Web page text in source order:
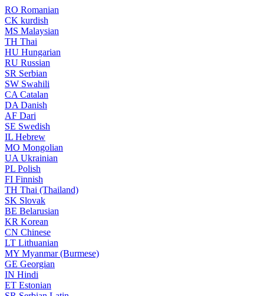
RO Romanian
CK kurdish
MS Malaysian
TH Thai
HU Hungarian
RU Russian
SR Serbian
SW Swahili
CA Catalan
DA Danish
AF Dari
SE Swedish
IL Hebrew
MO Mongolian
UA Ukrainian
PL Polish
FI Finnish
TH Thai (Thailand)
SK Slovak
BE Belarusian
KR Korean
CN Chinese
LT Lithuanian
MY Myanmar (Burmese)
GE Georgian
IN Hindi
ET Estonian